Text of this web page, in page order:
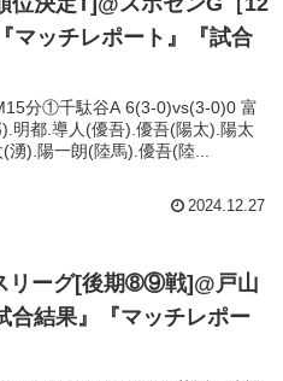
マッチレポート』『試合
分①千駄谷A 6(3-0)vs(3-0)0 富
明都.導人(優吾).優吾(陽太).陽太
).陽一朗(陸馬).優吾(陸...
2024.12.27
リーグ[後期➇⑨戦]@戸山
合結果』『マッチレポー